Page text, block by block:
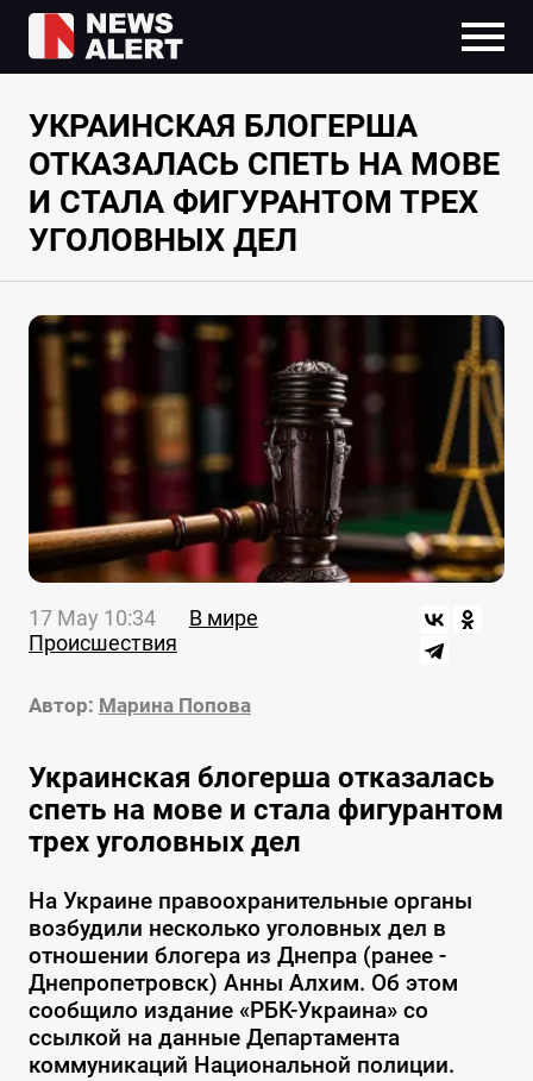
УКРАИНСКАЯ БЛОГЕРША
ОТКАЗАЛАСЬ СПЕТЬ НА МОВЕ
И СТАЛА ФИГУРАНТОМ ТРЕХ
УГОЛОВНЫХ ДЕЛ
17 May 10:34
В мире
Происшествия
Автор: Марина Попова
Украинская блогерша отказалась
спеть на мове и стала фигурантом
трех уголовных дел
На Украине правоохранительные органы
возбудили несколько уголовных дел в
отношении блогера из Днепра (ранее -
Днепропетровск) Анны Алхим. Об этом
сообщило издание «РБК-Украина» со
ссылкой на данные Департамента
коммуникаций Национальной полиции.